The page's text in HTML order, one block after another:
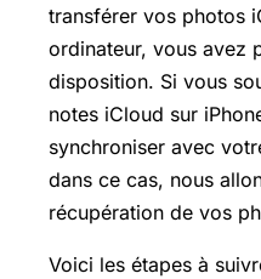
transférer vos photos
ordinateur, vous avez
disposition. Si vous
notes iCloud sur
synchroniser avec
dans ce cas, nous
récupération de vos
Voici les étapes à